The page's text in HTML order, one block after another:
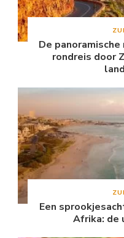
De
rondreis door
Een
Afrika: de